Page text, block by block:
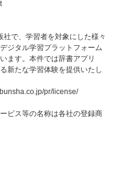
で、学習者を対象にした様々
ジタル学習プラットフォーム
ます。本件では辞書アプリ
新たな学習体験を提供いたし
pr/license/
ビス等の名称は各社の登録商